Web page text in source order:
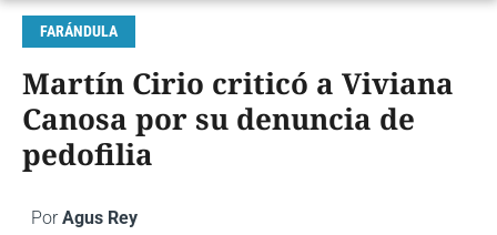
FARÁNDULA
Martín Cirio criticó a Viviana
Canosa por su denuncia de
pedofilia
PorAgus Rey